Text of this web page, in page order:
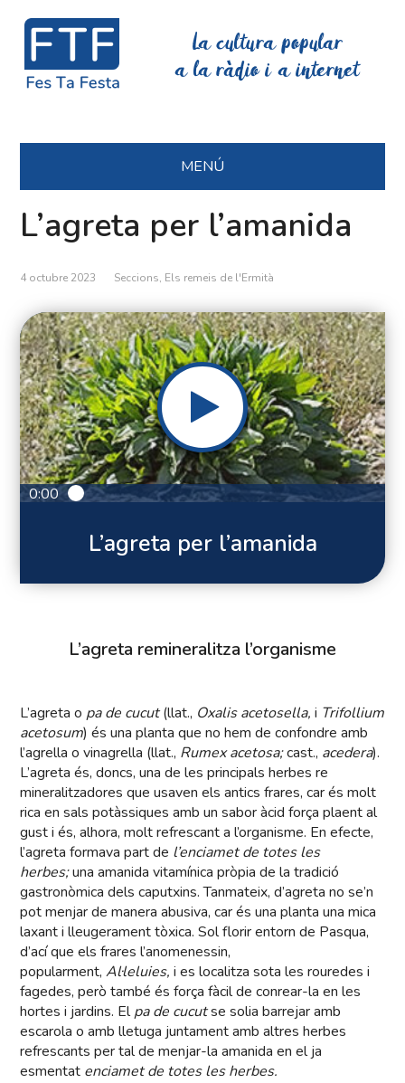
La cultura popular
a la ràdio i a internet
MENÚ
L’agreta per l’amanida
4 octubre 2023 Seccions, Els remeis de l'Ermità
0:00
L’agreta per l’amanida
L’agreta remineralitza l’organisme
L’agreta o pa de cucut(llat., Oxalis acetosella,i Trifollium
acetosum) és una planta que no hem de confondre amb
l’agrella o vinagrella (llat., Rumex acetosa;cast., acedera).
L’agreta és, doncs, una de les principals herbes re
mineralitzadores que usaven els antics frares, car és molt
rica en sals potàssiques amb un sabor àcid força plaent al
gust i és, alhora, molt refrescant a l’organisme. En efecte,
l’agreta formava part de l’enciamet de totes les
herbes;una amanida vitamínica pròpia de la tradició
gastronòmica dels caputxins. Tanmateix, d’agreta no se’n
pot menjar de manera abusiva, car és una planta una mica
laxant i lleugerament tòxica. Sol florir entorn de Pasqua,
d’ací que els frares l’anomenessin,
popularment,Al·leluies,i es localitza sota les rouredes i
fagedes, però també és força fàcil de conrear-la en les
hortes i jardins. Elpa de cucutse solia barrejar amb
escarola o amb lletuga juntament amb altres herbes
refrescants per tal de menjar-la amanida en el ja
esmentat enciamet de totes les herbes.